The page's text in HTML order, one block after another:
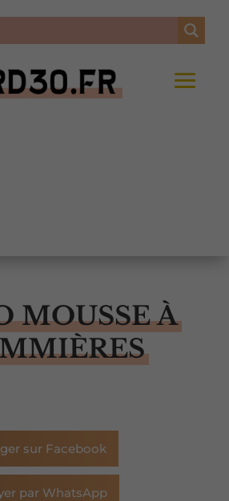
MOUSSE À
sur Facebook
par WhatsApp